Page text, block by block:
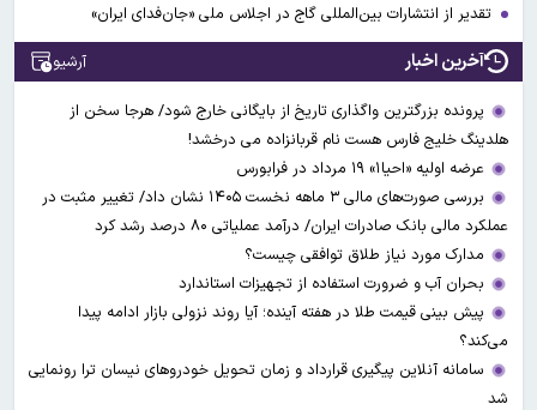
تقدیر از انتشارات بین‌المللی گاج در اجلاس ملی «جان‌فدای ایران»
آخرین اخبار آرشیو
پرونده بزرگترین واگذاری تاریخ از بایگانی خارج شود/ هرجا سخن از
هلدینگ خلیج فارس هست نام قربانزاده می درخشد!
عرضه اولیه «احیا۱» ۱۹ مرداد در فرابورس
بررسی صورت‌های مالی ۳ ماهه نخست ۱۴۰۵ نشان داد/ تغییر مثبت در
عملکرد مالی بانک صادرات ایران/ درآمد عملیاتی ۸۰ درصد رشد کرد
مدارک مورد نیاز طلاق توافقی چیست؟
بحران آب و ضرورت استفاده از تجهیزات استاندارد
پیش بینی قیمت طلا در هفته آینده؛ آیا روند نزولی بازار ادامه پیدا
می‌کند؟
سامانه آنلاین پیگیری قرارداد‌ و زمان تحویل خودرو‌های نیسان ترا رونمایی
شد